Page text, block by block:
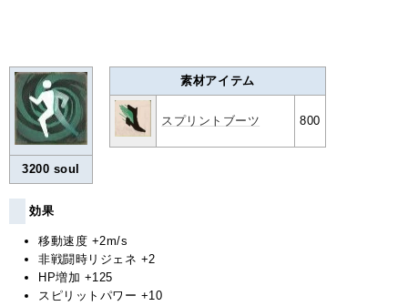
3200 soul
素材アイテム
スプリントブーツ 800
効果
移動速度 +2m/s
非戦闘時リジェネ +2
HP増加 +125
スピリットパワー +10